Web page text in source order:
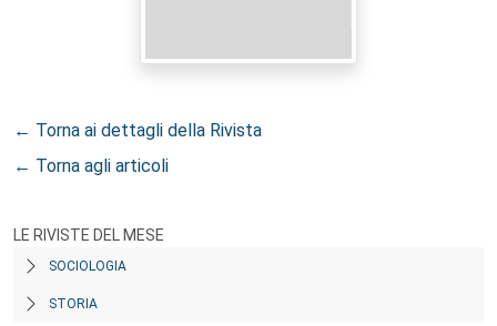
← Torna ai dettagli della Rivista
← Torna agli articoli
LE RIVISTE DEL MESE
SOCIOLOGIA
STORIA